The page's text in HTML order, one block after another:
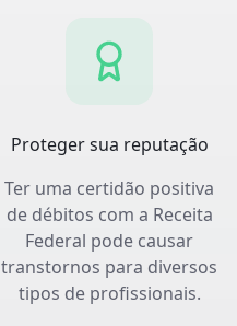
Proteger sua reputação
Ter uma certidão positiva
de débitos com a Receita
Federal pode causar
transtornos para diversos
tipos de profissionais.